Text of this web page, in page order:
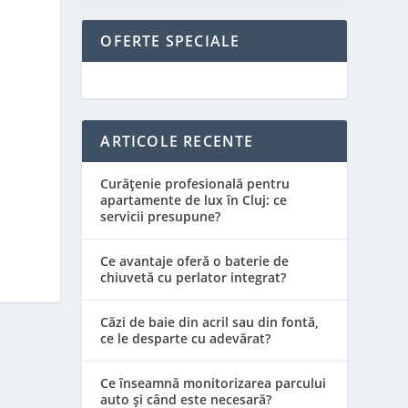
OFERTE SPECIALE
ARTICOLE RECENTE
Curățenie profesională pentru
apartamente de lux în Cluj: ce
servicii presupune?
Ce avantaje oferă o baterie de
chiuvetă cu perlator integrat?
Căzi de baie din acril sau din fontă,
ce le desparte cu adevărat?
Ce înseamnă monitorizarea parcului
auto și când este necesară?